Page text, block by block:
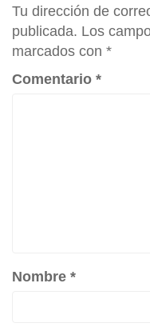
Tu dirección de
publicada. Los
marcados con *
Comentario *
Nombre *